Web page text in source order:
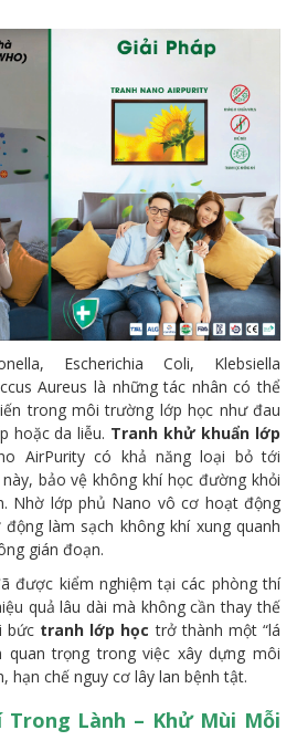
Escherichia Coli, Klebsiella
Aureus là những tác nhân có thể
trong môi trường lớp học như đau
hoặc da liễu. Tranh khử khuẩn lớp
AirPurity có khả năng loại bỏ tới
bảo vệ không khí học đường khỏi
Nhờ lớp phủ Nano vô cơ hoạt động
làm sạch không khí xung quanh
gián đoạn.
được kiểm nghiệm tại các phòng thí
quả lâu dài mà không cần thay thế
bức tranh lớp học trở thành một “lá
quan trọng trong việc xây dựng môi
hạn chế nguy cơ lây lan bệnh tật.
Trong Lành – Khử Mùi Mỗi